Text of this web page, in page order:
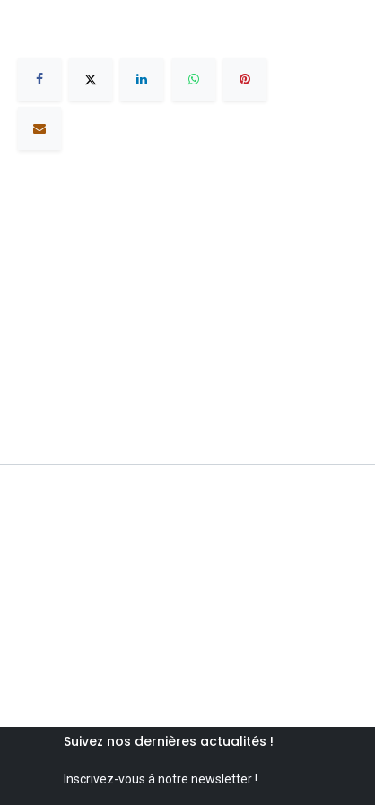
Suivez nos dernières actualités !
Inscrivez-vous à notre newsletter !